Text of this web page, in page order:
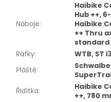
Náboje:
Haibike
Hub ++,
Haibike
++ Thru
standard
Ráfky:
WTB, ST
Pláště:
Řidítka:
Haibike
++, 780